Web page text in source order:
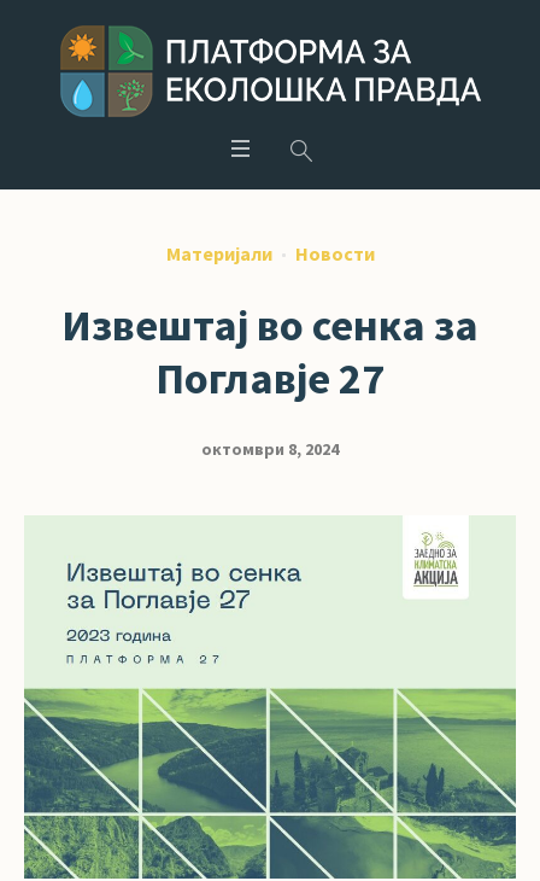
Материјали Новости
Извештај во сенка за
Поглавје 27
октомври 8, 2024